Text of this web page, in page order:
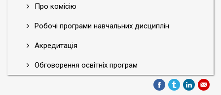
Про комісію
Робочі програми навчальних дисциплін
Акредитація
Обговорення освітніх програм